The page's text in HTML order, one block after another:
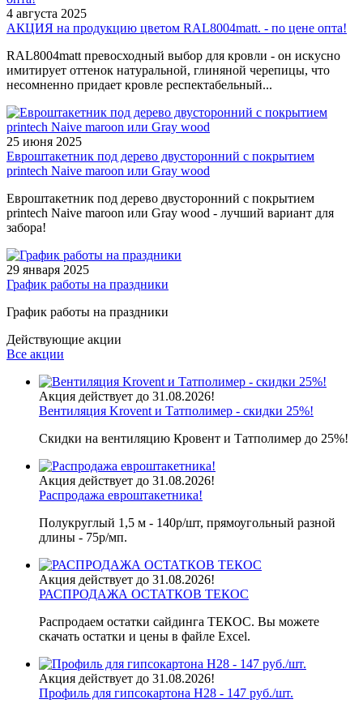
4 августа 2025
АКЦИЯ на продукцию цветом RAL8004matt. - по цене опта!
RAL8004matt превосходный выбор для кровли - он искусно
имитирует оттенок натуральной, глиняной черепицы, что
несомненно придает кровле респектабельный...
25 июня 2025
Евроштакетник под дерево двусторонний с покрытием
printech Naive maroon или Gray wood
Евроштакетник под дерево двусторонний с покрытием
printech Naive maroon или Gray wood - лучший вариант для
забора!
29 января 2025
График работы на праздники
График работы на праздники
Действующие акции
Все акции
Акция действует до 31.08.2026!
Вентиляция Krovent и Татполимер - скидки 25%!
Скидки на вентиляцию Кровент и Татполимер до 25%!
Акция действует до 31.08.2026!
Распродажа евроштакетника!
Полукруглый 1,5 м - 140р/шт, прямоугольный разной
длины - 75р/мп.
Акция действует до 31.08.2026!
РАСПРОДАЖА ОСТАТКОВ ТЕКОС
Распродаем остатки сайдинга ТЕКОС. Вы можете
скачать остатки и цены в файле Excel.
Акция действует до 31.08.2026!
Профиль для гипсокартона H28 - 147 руб./шт.